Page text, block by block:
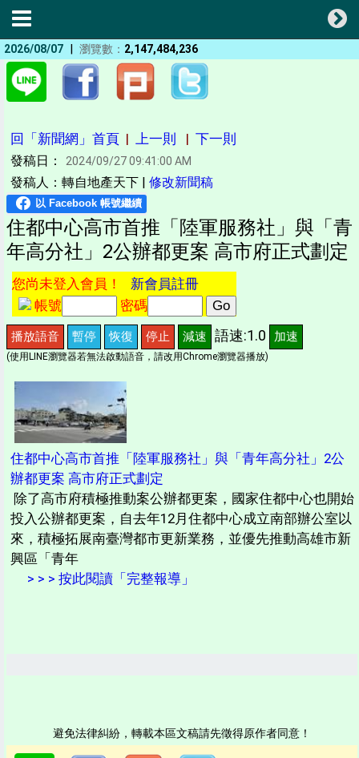
2026/08/07 | 瀏覽數： 2,147,484,236
回「新聞網」首頁 | 上一則 | 下一則
發稿日： 2024/09/27 09:41:00 AM
發稿人：轉自地產天下 | 修改新聞稿
住都中心高市首推「陸軍服務社」與「青
年高分社」2公辦都更案 高市府正式劃定
您尚未登入會員！ 新會員註冊
帳號
密碼
播放語音 暫停 恢復 停止 減速 語速:1.0 加速
(使用LINE瀏覽器若無法啟動語音，請改用Chrome瀏覽器播放)
住都中心高市首推「陸軍服務社」與「青年高分社」2公
辦都更案 高市府正式劃定
除了高市府積極推動案公辦都更案，國家住都中心也開始
投入公辦都更案，自去年12月住都中心成立南部辦公室以
來，積極拓展南臺灣都市更新業務，並優先推動高雄市新
興區「青年
> > > 按此閱讀「完整報導」
避免法律糾紛，轉載本區文稿請先徵得原作者同意！